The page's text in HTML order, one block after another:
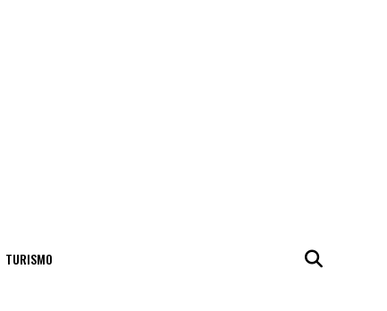
TURISMO